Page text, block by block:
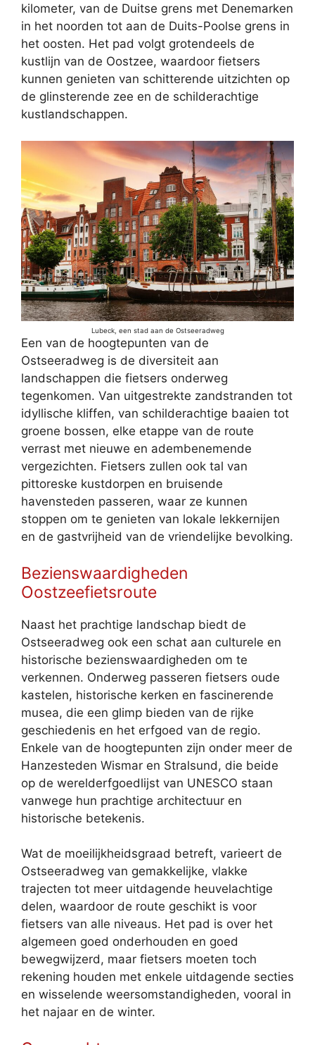
kilometer, van de Duitse grens met Denemarken
in het noorden tot aan de Duits-Poolse grens in
het oosten. Het pad volgt grotendeels de
kustlijn van de Oostzee, waardoor fietsers
kunnen genieten van schitterende uitzichten op
de glinsterende zee en de schilderachtige
kustlandschappen.
Lubeck, een stad aan de Ostseeradweg
Een van de hoogtepunten van de
Ostseeradweg is de diversiteit aan
landschappen die fietsers onderweg
tegenkomen. Van uitgestrekte zandstranden tot
idyllische kliffen, van schilderachtige baaien tot
groene bossen, elke etappe van de route
verrast met nieuwe en adembenemende
vergezichten. Fietsers zullen ook tal van
pittoreske kustdorpen en bruisende
havensteden passeren, waar ze kunnen
stoppen om te genieten van lokale lekkernijen
en de gastvrijheid van de vriendelijke bevolking.
Bezienswaardigheden
Oostzeefietsroute
Naast het prachtige landschap biedt de
Ostseeradweg ook een schat aan culturele en
historische bezienswaardigheden om te
verkennen. Onderweg passeren fietsers oude
kastelen, historische kerken en fascinerende
musea, die een glimp bieden van de rijke
geschiedenis en het erfgoed van de regio.
Enkele van de hoogtepunten zijn onder meer de
Hanzesteden Wismar en Stralsund, die beide
op de werelderfgoedlijst van UNESCO staan ​​
vanwege hun prachtige architectuur en
historische betekenis.
Wat de moeilijkheidsgraad betreft, varieert de
Ostseeradweg van gemakkelijke, vlakke
trajecten tot meer uitdagende heuvelachtige
delen, waardoor de route geschikt is voor
fietsers van alle niveaus. Het pad is over het
algemeen goed onderhouden en goed
bewegwijzerd, maar fietsers moeten toch
rekening houden met enkele uitdagende secties
en wisselende weersomstandigheden, vooral in
het najaar en de winter.